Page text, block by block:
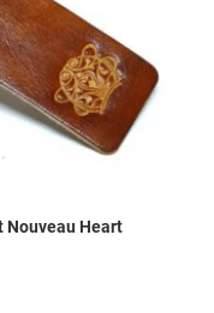
Nouveau Heart